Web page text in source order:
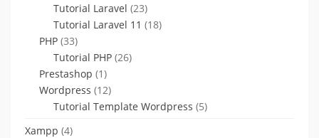
Tutorial Laravel (23)
Tutorial Laravel 11 (18)
PHP (33)
Tutorial PHP (26)
Prestashop (1)
Wordpress (12)
Tutorial Template Wordpress (5)
Xampp (4)